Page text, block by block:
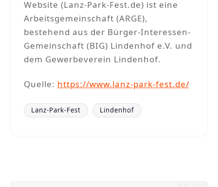
Website (Lanz-Park-Fest.de) ist eine
Arbeitsgemeinschaft (ARGE),
bestehend aus der Bürger-Interessen-
Gemeinschaft (BIG) Lindenhof e.V. und
dem Gewerbeverein Lindenhof.
Quelle: https://www.lanz-park-fest.de/
Lanz-Park-Fest Lindenhof